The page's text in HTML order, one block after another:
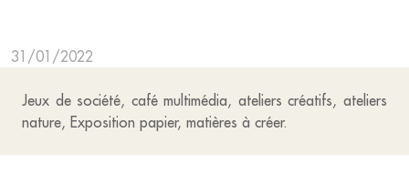
31/01/2022
Jeux de société, café multimédia, ateliers créatifs, ateliers
nature, Exposition papier, matières à créer.